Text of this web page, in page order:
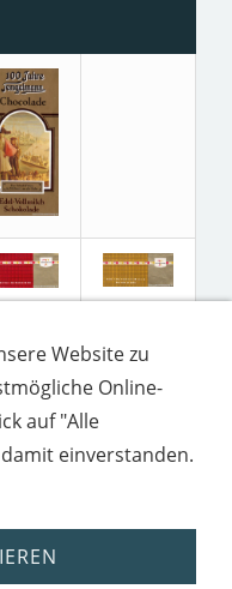
Website zu
Online-
auf "Alle
einverstanden.